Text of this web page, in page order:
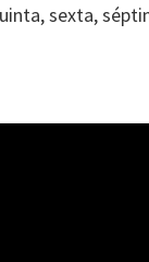
sexta,